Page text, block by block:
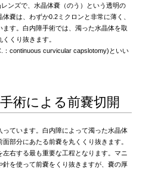
ンズで、水晶体嚢（のう）という透明の
嚢は、わずか0.2ミクロンと非常に薄く、
す。白内障手術では、濁った水晶体を取
くり抜きます。
：continuous curvicular capslotomy)といい
術による前嚢切開
ています。白内障によって濁った水晶体
部分にあたる前嚢を丸くくり抜きます。
左右する最も重要な工程となります。マニ
針を使って前嚢をくり抜きますが、嚢の厚